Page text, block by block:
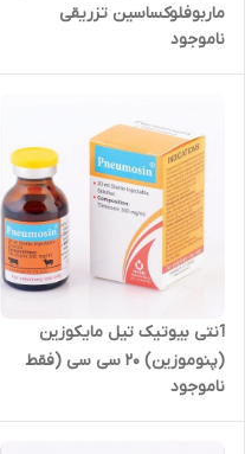
ماربوفلوکساسین تزریقی
ناموجود
آنتی بیوتیک تیل مایکوزین
(پنوموزین) 20 سی سی (فقط
گوسفند)
ناموجود